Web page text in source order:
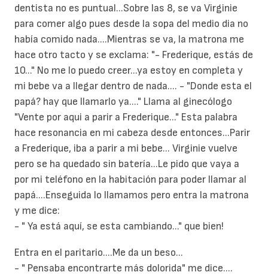
dentista no es puntual...Sobre las 8, se va Virginie
para comer algo pues desde la sopa del medio dia no
había comido nada....Mientras se va, la matrona me
hace otro tacto y se exclama: "- Frederique, estás de
10..." No me lo puedo creer...ya estoy en completa y
mi bebe va a llegar dentro de nada.... - "Donde esta el
papá? hay que llamarlo ya...." Llama al ginecólogo
"Vente por aqui a parir a Frederique..." Esta palabra
hace resonancia en mi cabeza desde entonces...Parir
a Frederique, iba a parir a mi bebe... Virginie vuelve
pero se ha quedado sin batería...Le pido que vaya a
por mi teléfono en la habitación para poder llamar al
papá....Enseguida lo llamamos pero entra la matrona
y me dice:
- " Ya está aquí, se esta cambiando..." que bien!
Entra en el paritario....Me da un beso...
- " Pensaba encontrarte más dolorida" me dice....